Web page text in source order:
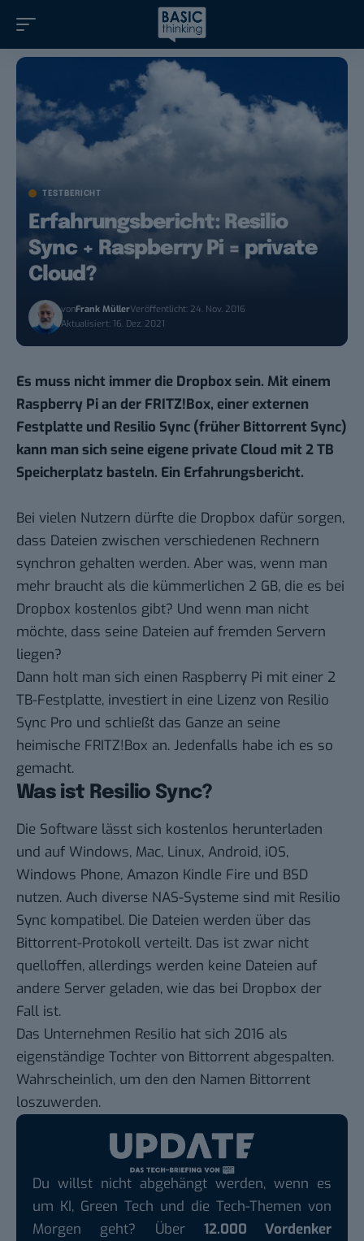
TESTBERICHT
Erfahrungsbericht: Resilio
Sync + Raspberry Pi = private
Cloud?
vonFrank MüllerVeröffentlicht: 24. Nov. 2016
Aktualisiert: 16. Dez. 2021
Es muss nicht immer die Dropbox sein. Mit einem
Raspberry Pi an der FRITZ!Box, einer externen
Festplatte und Resilio Sync (früher Bittorrent Sync)
kann man sich seine eigene private Cloud mit 2 TB
Speicherplatz basteln. Ein Erfahrungsbericht.
Bei vielen Nutzern dürfte die Dropbox dafür sorgen,
dass Dateien zwischen verschiedenen Rechnern
synchron gehalten werden. Aber was, wenn man
mehr braucht als die kümmerlichen 2 GB, die es bei
Dropbox kostenlos gibt? Und wenn man nicht
möchte, dass seine Dateien auf fremden Servern
liegen?
Dann holt man sich einen Raspberry Pi mit einer 2
TB-Festplatte, investiert in eine Lizenz von Resilio
Sync Pro und schließt das Ganze an seine
heimische FRITZ!Box an. Jedenfalls habe ich es so
gemacht.
Was ist Resilio Sync?
Die Software lässt sich kostenlos herunterladen
und auf Windows, Mac, Linux, Android, iOS,
Windows Phone, Amazon Kindle Fire und BSD
nutzen. Auch diverse NAS-Systeme sind mit Resilio
Sync kompatibel. Die Dateien werden über das
Bittorrent-Protokoll verteilt. Das ist zwar nicht
quelloffen, allerdings werden keine Dateien auf
andere Server geladen, wie das bei Dropbox der
Fall ist.
Das Unternehmen Resilio hat sich 2016 als
eigenständige Tochter von Bittorrent abgespalten.
Wahrscheinlich, um den den Namen Bittorrent
loszuwerden.
Du willst nicht abgehängt werden, wenn es
um KI, Green Tech und die Tech-Themen von
Morgen geht? Über 12.000 Vordenker